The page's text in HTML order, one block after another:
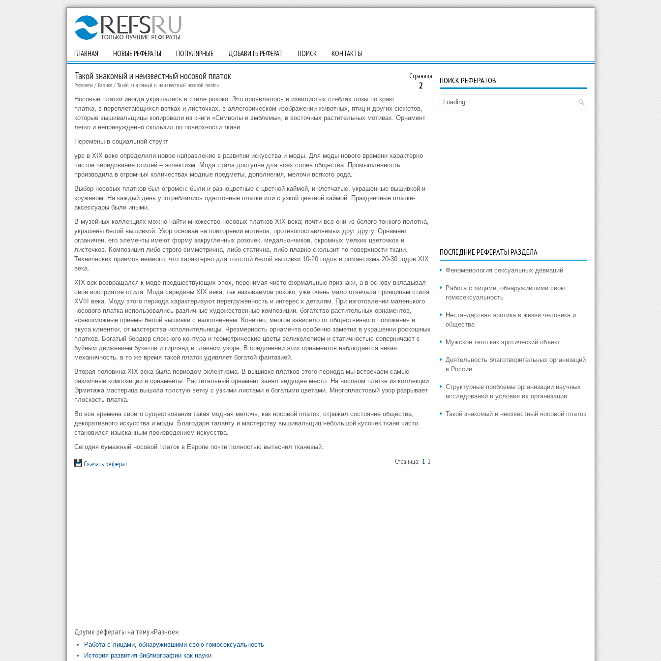
ГЛАВНАЯ НОВЫЕ РЕФЕРАТЫ ПОПУЛЯРНЫЕ ДОБАВИТЬ РЕФЕРАТ ПОИСК КОНТАКТЫ
Страница
2
Такой знакомый и неизвестный носовой платок
Рефераты / Разное/ Такой знакомый и неизвестный носовой платок
Носовые платки иногда украшались в стиле рококо. Это проявлялось в извилистых стеблях лозы по краю
платка, в переплетающихся ветках и листочках, в аллегорическом изображении животных, птиц и других сюжетов,
которые вышивальщицы копировали из книги «Символы и эмблемы», в восточных растительных мотивах. Орнамент
легко и непринужденно скользил по поверхности ткани.
Перемены в социальной структ
уре в XIX веке определили новое направление в развитии искусства и моды. Для моды нового времени характерно
частое чередование стилей – эклектизм. Мода стала доступна для всех слоев общества. Промышленность
производила в огромных количествах модные предметы, дополнения, мелочи всякого рода.
Выбор носовых платков был огромен: были и разноцветные с цветной каймой, и клетчатые, украшенные вышивкой и
кружевом. На каждый день употреблялись однотонные платки или с узкой цветной каймой. Праздничные платки-
аксессуары были иными.
В музейных коллекциях можно найти множество носовых платков XIX века; почти все они из белого тонкого полотна,
украшены белой вышивкой. Узор основан на повторении мотивов, противопоставляемых друг другу. Орнамент
ограничен, его элементы имеют форму закругленных розочек, медальончиков, скромных мелких цветочков и
листочков. Композиция либо строго симметрична, либо статична, либо плавно скользит по поверхности ткани.
Технических приемов немного, что характерно для толстой белой вышивки 10-20 годов и романтизма 20-30 годов XIX
века.
XIX век возвращался к моде предшествующих эпох, перенимая чисто формальные признаки, а в основу вкладывал
свое восприятие стиля. Мода середины XIX века, так называемое рококо, уже очень мало отвечала принципам стиля
XVIII века. Моду этого периода характеризуют перегруженность и интерес к деталям. При изготовлении маленького
носового платка использовались различные художественные композиции, богатство растительных орнаментов,
всевозможные приемы белой вышивки с наполнением. Конечно, многое зависело от общественного положения и
вкуса клиентки, от мастерства исполнительницы. Чрезмерность орнамента особенно заметна в украшении роскошных
платков. Богатый бордюр сложного контура и геометрические цветы великолепием и статичностью соперничают с
буйным движением букетов и гирлянд в главном узоре. В соединении этих орнаментов наблюдается некая
механичность, в то же время такой платок удивляет богатой фантазией.
Вторая половина XIX века была периодом эклектизма. В вышивке платков этого периода мы встречаем самые
различные композиции и орнаменты. Растительный орнамент занял ведущее место. На носовом платке из коллекции
Эрмитажа мастерица вышила толстую ветку с узкими листами и богатыми цветами. Многопластовый узор разрывает
плоскость платка.
Во все времена своего существования такая модная мелочь, как носовой платок, отражал состояние общества,
декоративного искусства и моды. Благодаря таланту и мастерству вышивальщиц небольшой кусочек ткани часто
становился изысканным произведением искусства.
Сегодня бумажный носовой платок в Европе почти полностью вытеснил тканевый.
Скачать реферат Страница: 12
Другие рефераты на тему «Разное»:
Работа с лицами, обнаружившими свою гомосексуальность
История развития библиографии как науки
ПОИСК РЕФЕРАТОВ
Loading
ПОСЛЕДНИЕ РЕФЕРАТЫ РАЗДЕЛА
Феноменология сексуальных девиаций
Работа с лицами, обнаружившими свою
гомосексуальность
Нестандартная эротика в жизни человека и
общества
Мужское тело как эротический объект
Деятельность благотворительных организаций
в России
Структурные проблемы организации научных
исследований и условия их организации
Такой знакомый и неизвестный носовой платок